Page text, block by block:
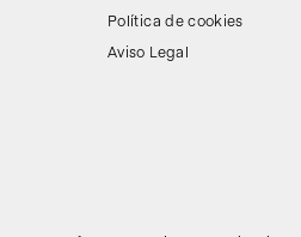
Política de cookies
Aviso Legal